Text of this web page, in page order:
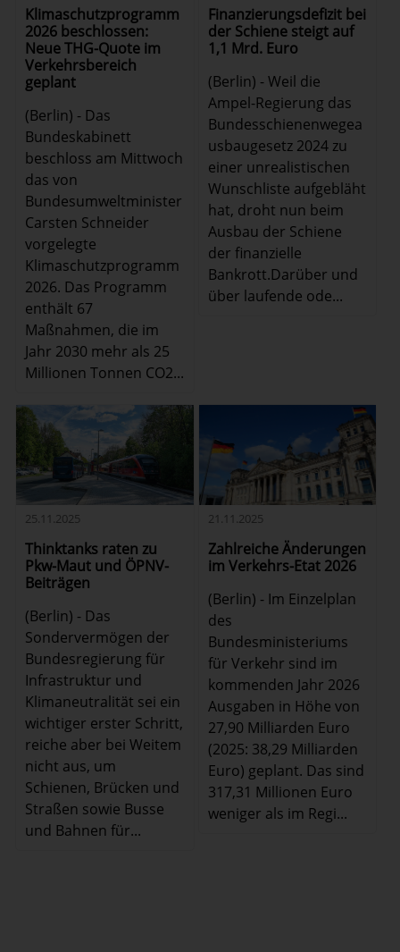
Klimaschutzprogramm
2026 beschlossen:
Neue THG-Quote im
Verkehrsbereich
geplant
(Berlin) - Das
Bundeskabinett
beschloss am Mittwoch
das von
Bundesumweltminister
Carsten Schneider
vorgelegte
Klimaschutzprogramm
2026. Das Programm
enthält 67
Maßnahmen, die im
Jahr 2030 mehr als 25
Millionen Tonnen CO2...
Finanzierungsdefizit bei
der Schiene steigt auf
1,1 Mrd. Euro
(Berlin) - Weil die
Ampel-Regierung das
Bundesschienenwegea
usbaugesetz 2024 zu
einer unrealistischen
Wunschliste aufgebläht
hat, droht nun beim
Ausbau der Schiene
der finanzielle
Bankrott.Darüber und
über laufende ode...
25.11.2025
Thinktanks raten zu
Pkw-Maut und ÖPNV-
Beiträgen
(Berlin) - Das
Sondervermögen der
Bundesregierung für
Infrastruktur und
Klimaneutralität sei ein
wichtiger erster Schritt,
reiche aber bei Weitem
nicht aus, um
Schienen, Brücken und
Straßen sowie Busse
und Bahnen für...
21.11.2025
Zahlreiche Änderungen
im Verkehrs-Etat 2026
(Berlin) - Im Einzelplan
des
Bundesministeriums
für Verkehr sind im
kommenden Jahr 2026
Ausgaben in Höhe von
27,90 Milliarden Euro
(2025: 38,29 Milliarden
Euro) geplant. Das sind
317,31 Millionen Euro
weniger als im Regi...